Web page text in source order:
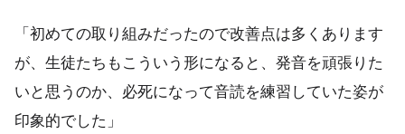
「初めての取り組みだったので改善点は多くあります
が、生徒たちもこういう形になると、発音を頑張りた
いと思うのか、必死になって音読を練習していた姿が
印象的でした」